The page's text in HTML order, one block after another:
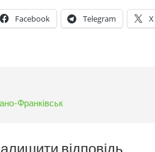
Facebook Telegram X
Франківськ
відповідь